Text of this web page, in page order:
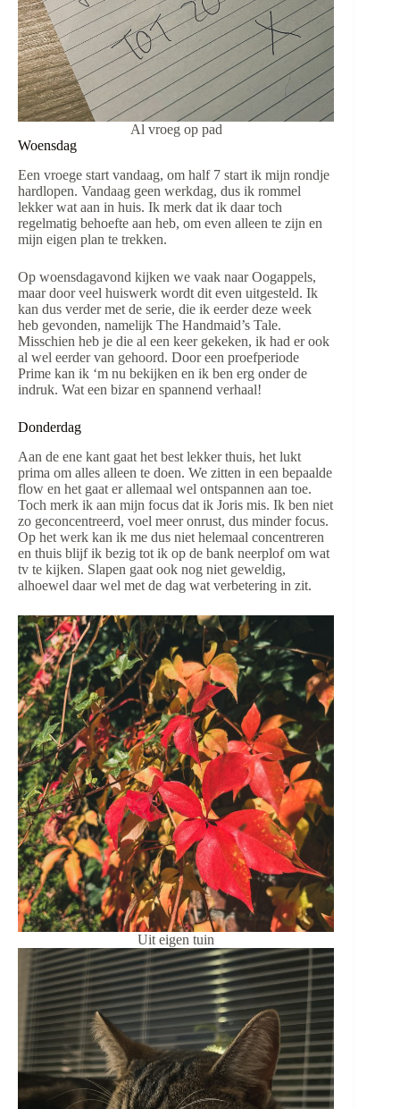
Al vroeg op pad
Woensdag
Een vroege start vandaag, om half 7 start ik mijn rondje
hardlopen. Vandaag geen werkdag, dus ik rommel
lekker wat aan in huis. Ik merk dat ik daar toch
regelmatig behoefte aan heb, om even alleen te zijn en
mijn eigen plan te trekken.
Op woensdagavond kijken we vaak naar Oogappels,
maar door veel huiswerk wordt dit even uitgesteld. Ik
kan dus verder met de serie, die ik eerder deze week
heb gevonden, namelijk The Handmaid’s Tale.
Misschien heb je die al een keer gekeken, ik had er ook
al wel eerder van gehoord. Door een proefperiode
Prime kan ik ‘m nu bekijken en ik ben erg onder de
indruk. Wat een bizar en spannend verhaal!
Donderdag
Aan de ene kant gaat het best lekker thuis, het lukt
prima om alles alleen te doen. We zitten in een bepaalde
flow en het gaat er allemaal wel ontspannen aan toe.
Toch merk ik aan mijn focus dat ik Joris mis. Ik ben niet
zo geconcentreerd, voel meer onrust, dus minder focus.
Op het werk kan ik me dus niet helemaal concentreren
en thuis blijf ik bezig tot ik op de bank neerplof om wat
tv te kijken. Slapen gaat ook nog niet geweldig,
alhoewel daar wel met de dag wat verbetering in zit.
Uit eigen tuin